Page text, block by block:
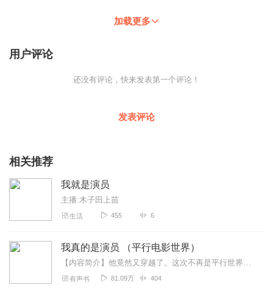
加载更多
用户评论
还没有评论，快来发表第一个评论！
发表评论
相关推荐
我就是演员
主播:木子田上苗
生活 455 6
我真的是演员 （平行电影世界）
【内容简介】他竟然又穿越了。这次不再是平行世界，而是电影世界。在电影世界里体验表演的乐趣，在电影世界里获得各种技能，在电影世界里收获爱情！多年后，有人叫他影帝，...
有声书 81.09万 404